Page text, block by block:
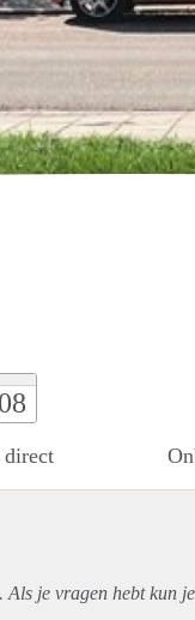
08
direct
je vragen hebt kun